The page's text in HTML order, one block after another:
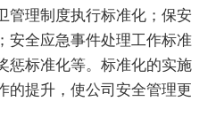
管理制度执行标准化；保安
安全应急事件处理工作标准
惩标准化等。标准化的实施
的提升，使公司安全管理更